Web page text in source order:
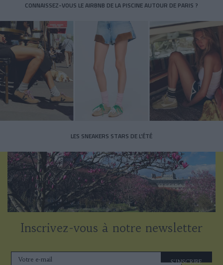
CONNAISSEZ-VOUS LE AIRBNB DE LA PISCINE AUTOUR DE PARIS ?
LES SNEAKERS STARS DE L’ÉTÉ
Inscrivez-vous à notre newsletter
S'INSCRIRE